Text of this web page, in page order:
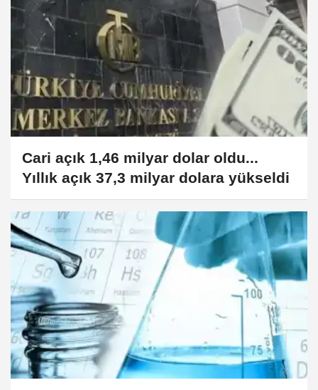
Cari açık 1,46 milyar dolar oldu...
Yıllık açık 37,3 milyar dolara yükseldi